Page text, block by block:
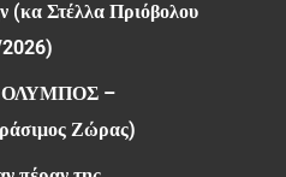
(κα Στέλλα Πριόβολου
ΟΛΥΜΠΟΣ –
Ζώρας)